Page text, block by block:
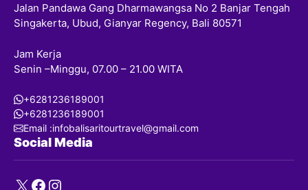
Jalan Pandawa Gang Dharmawangsa No 2 Banjar Tengah
Singakerta, Ubud, Gianyar Regency, Bali 80571
Jam Kerja
Senin –Minggu, 07.00 – 21.00 WITA
+6281236189001
+6281236189001
Email :infobalisaritourtravel@gmail.com
Social Media
X Facebook
Instagram